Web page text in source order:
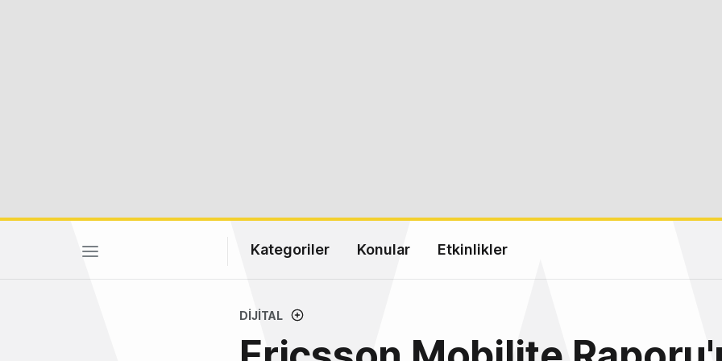
Kategoriler Konular Etkinlikler
DIJITAL